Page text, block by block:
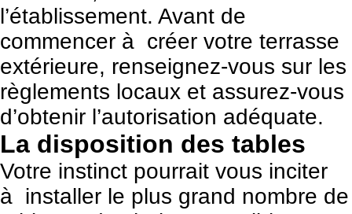
l’établissement. Avant de
commencer à créer votre terrasse
extérieure, renseignez-vous sur les
règlements locaux et assurez-vous
d’obtenir l’autorisation adéquate.
La disposition des tables
Votre instinct pourrait vous inciter
à installer le plus grand nombre de